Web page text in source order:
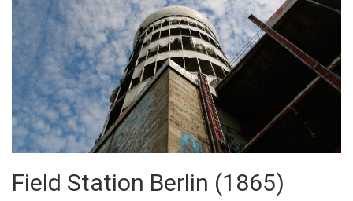
Field Station Berlin (1865)